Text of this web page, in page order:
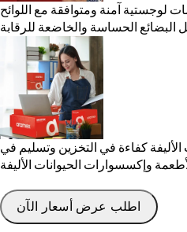
لوجستية آمنة ومتوافقة مع اللوائح
كفاءة في التخزين وتسليم في
اطلب عرض أسعار الآن